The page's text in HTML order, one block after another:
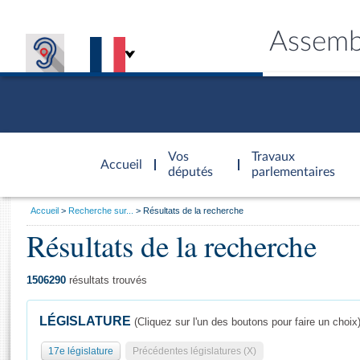
Accueil
d'accueil
Vos
députés
Travaux
parlementaires
Général
Vous
Accueil Recherche sur... Résultats de la recherche
Résultats de la recherche
1506290 résultats trouvés
LÉGISLATURE (Cliquez sur l'un des boutons pour faire un choix)
17e législature Précédentes législatures (X)